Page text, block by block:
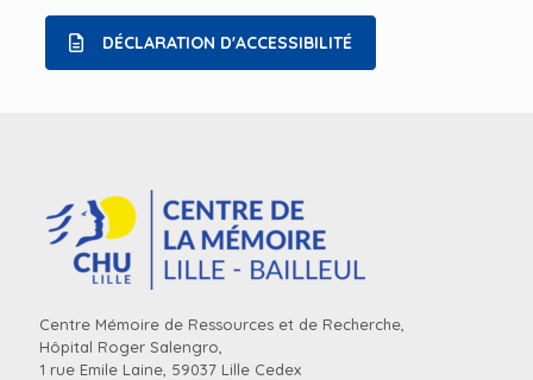
DÉCLARATION D'ACCESSIBILITÉ
Centre Mémoire de Ressources et de Recherche,
Hôpital Roger Salengro,
1 rue Emile Laine, 59037 Lille Cedex